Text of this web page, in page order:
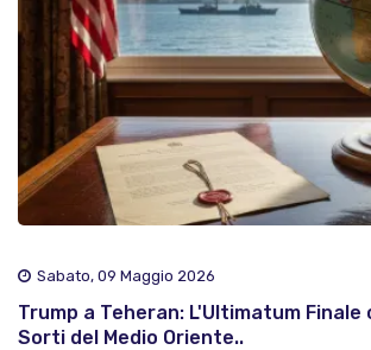
Sabato, 09 Maggio 2026
Trump a Teheran: L'Ultimatum Finale
Sorti del Medio Oriente..